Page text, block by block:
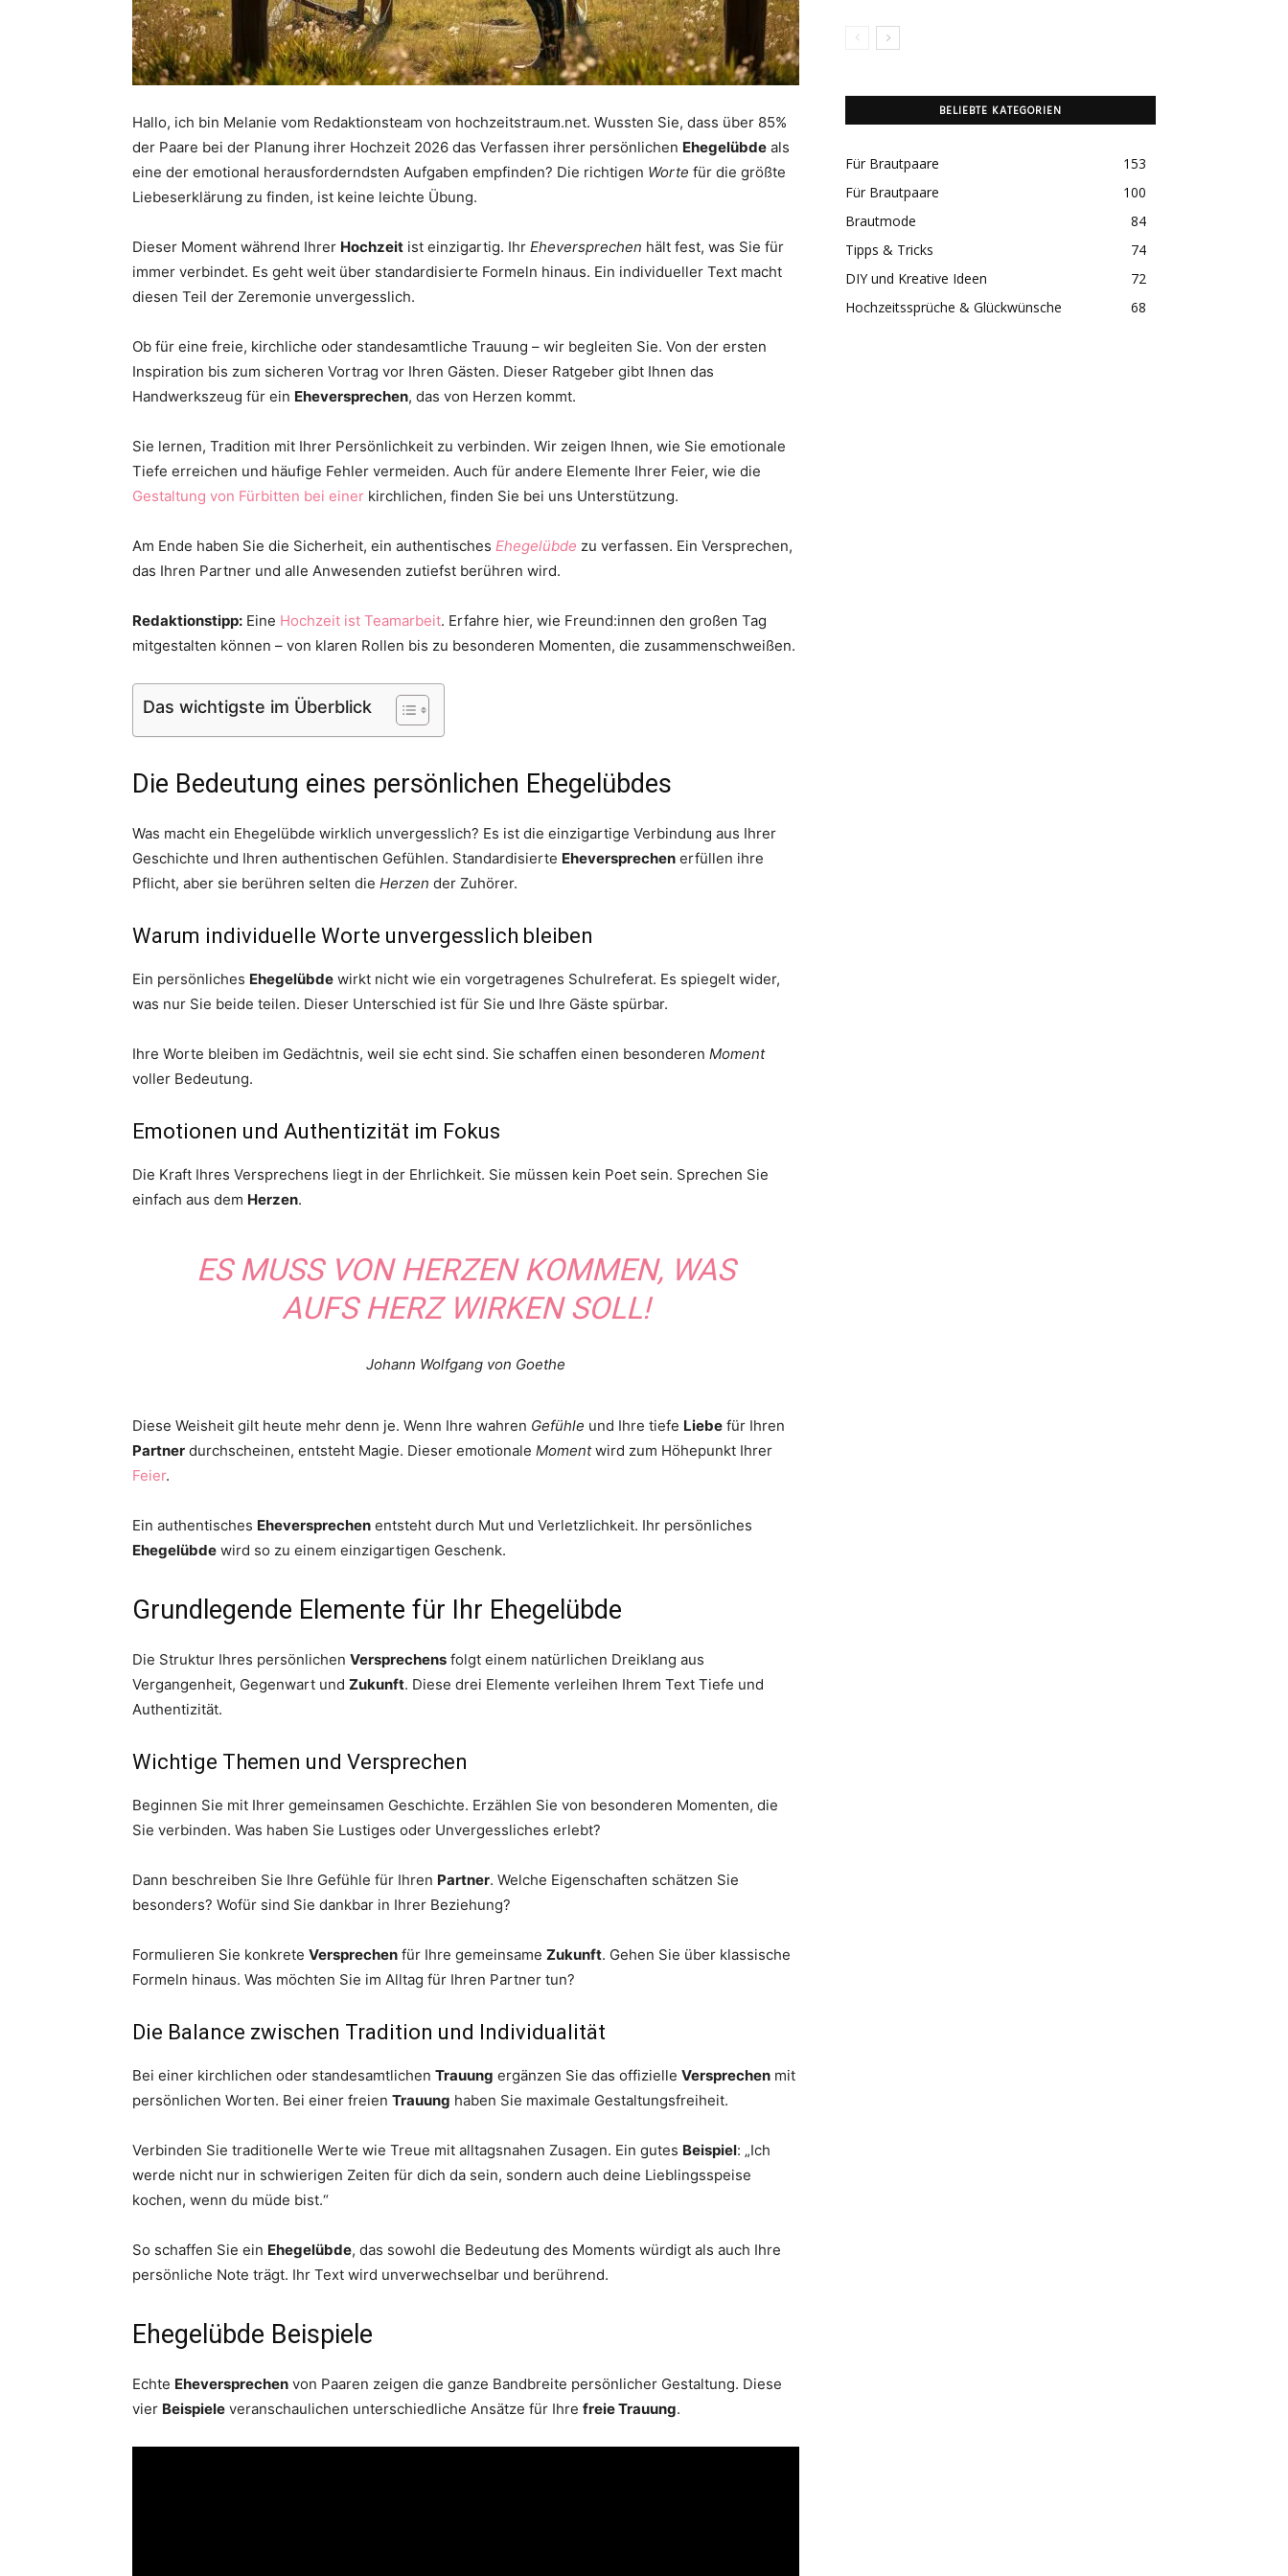
um
Hallo, ich bin Melanie vom Redaktionsteam von hochzeitstraum.net. Wussten Sie, dass über 85%
der Paare bei der Planung ihrer Hochzeit 2026 das Verfassen ihrer persönlichen Ehegelübde als
eine der emotional herausforderndsten Aufgaben empfinden? Die richtigen Worte für die größte
Liebeserklärung zu finden, ist keine leichte Übung.
Dieser Moment während Ihrer Hochzeit ist einzigartig. Ihr Eheversprechen hält fest, was Sie für
immer verbindet. Es geht weit über standardisierte Formeln hinaus. Ein individueller Text macht
diesen Teil der Zeremonie unvergesslich.
Ob für eine freie, kirchliche oder standesamtliche Trauung – wir begleiten Sie. Von der ersten
Inspiration bis zum sicheren Vortrag vor Ihren Gästen. Dieser Ratgeber gibt Ihnen das
Handwerkszeug für ein Eheversprechen, das von Herzen kommt.
Sie lernen, Tradition mit Ihrer Persönlichkeit zu verbinden. Wir zeigen Ihnen, wie Sie emotionale
Tiefe erreichen und häufige Fehler vermeiden. Auch für andere Elemente Ihrer Feier, wie die
Gestaltung von Fürbitten bei einer kirchlichen, finden Sie bei uns Unterstützung.
Am Ende haben Sie die Sicherheit, ein authentisches Ehegelübde zu verfassen. Ein Versprechen,
das Ihren Partner und alle Anwesenden zutiefst berühren wird.
Redaktionstipp: Eine Hochzeit ist Teamarbeit. Erfahre hier, wie Freund:innen den großen Tag
mitgestalten können – von klaren Rollen bis zu besonderen Momenten, die zusammenschweißen.
Das wichtigste im Überblick
Die Bedeutung eines persönlichen Ehegelübdes
Was macht ein Ehegelübde wirklich unvergesslich? Es ist die einzigartige Verbindung aus Ihrer
Geschichte und Ihren authentischen Gefühlen. Standardisierte Eheversprechen erfüllen ihre
Pflicht, aber sie berühren selten die Herzen der Zuhörer.
Warum individuelle Worte unvergesslich bleiben
Ein persönliches Ehegelübde wirkt nicht wie ein vorgetragenes Schulreferat. Es spiegelt wider,
was nur Sie beide teilen. Dieser Unterschied ist für Sie und Ihre Gäste spürbar.
Ihre Worte bleiben im Gedächtnis, weil sie echt sind. Sie schaffen einen besonderen Moment
voller Bedeutung.
Emotionen und Authentizität im Fokus
Die Kraft Ihres Versprechens liegt in der Ehrlichkeit. Sie müssen kein Poet sein. Sprechen Sie
einfach aus dem Herzen.
ES MUSS VON HERZEN KOMMEN, WAS
AUFS HERZ WIRKEN SOLL!
Johann Wolfgang von Goethe
Diese Weisheit gilt heute mehr denn je. Wenn Ihre wahren Gefühle und Ihre tiefe Liebe für Ihren
Partner durchscheinen, entsteht Magie. Dieser emotionale Momentwird zum Höhepunkt Ihrer
Feier.
Ein authentisches Eheversprechen entsteht durch Mut und Verletzlichkeit. Ihr persönliches
Ehegelübde wird so zu einem einzigartigen Geschenk.
Grundlegende Elemente für Ihr Ehegelübde
Die Struktur Ihres persönlichen Versprechens folgt einem natürlichen Dreiklang aus
Vergangenheit, Gegenwart und Zukunft. Diese drei Elemente verleihen Ihrem Text Tiefe und
Authentizität.
Wichtige Themen und Versprechen
Beginnen Sie mit Ihrer gemeinsamen Geschichte. Erzählen Sie von besonderen Momenten, die
Sie verbinden. Was haben Sie Lustiges oder Unvergessliches erlebt?
Dann beschreiben Sie Ihre Gefühle für Ihren Partner. Welche Eigenschaften schätzen Sie
besonders? Wofür sind Sie dankbar in Ihrer Beziehung?
Formulieren Sie konkrete Versprechen für Ihre gemeinsame Zukunft. Gehen Sie über klassische
Formeln hinaus. Was möchten Sie im Alltag für Ihren Partner tun?
Die Balance zwischen Tradition und Individualität
Bei einer kirchlichen oder standesamtlichen Trauung ergänzen Sie das offizielle Versprechen mit
persönlichen Worten. Bei einer freien Trauung haben Sie maximale Gestaltungsfreiheit.
Verbinden Sie traditionelle Werte wie Treue mit alltagsnahen Zusagen. Ein gutes Beispiel: „Ich
werde nicht nur in schwierigen Zeiten für dich da sein, sondern auch deine Lieblingsspeise
kochen, wenn du müde bist.“
So schaffen Sie ein Ehegelübde, das sowohl die Bedeutung des Moments würdigt als auch Ihre
persönliche Note trägt. Ihr Text wird unverwechselbar und berührend.
Ehegelübde Beispiele
Echte Eheversprechen von Paaren zeigen die ganze Bandbreite persönlicher Gestaltung. Diese
vier Beispiele veranschaulichen unterschiedliche Ansätze für Ihre freie Trauung.
BELIEBTE KATEGORIEN
Für Brautpaare
153
Für Brautpaare
100
Brautmode
84
Tipps & Tricks
74
DIY und Kreative Ideen
72
Hochzeitssprüche & Glückwünsche
68